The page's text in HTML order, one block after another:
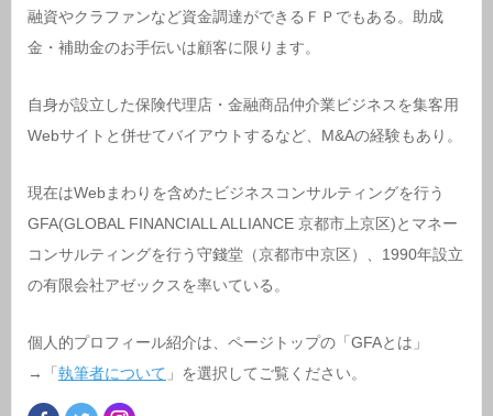
融資やクラファンなど資金調達ができるＦＰでもある。助成
金・補助金のお手伝いは顧客に限ります。
自身が設立した保険代理店・金融商品仲介業ビジネスを集客用
Webサイトと併せてバイアウトするなど、M&Aの経験もあり。
現在はWebまわりを含めたビジネスコンサルティングを行う
GFA(GLOBAL FINANCIALL ALLIANCE 京都市上京区)とマネー
コンサルティングを行う守錢堂（京都市中京区）、1990年設立
の有限会社アゼックスを率いている。
個人的プロフィール紹介は、ページトップの「GFAとは」
→「 執筆者について 」を選択してご覧ください。